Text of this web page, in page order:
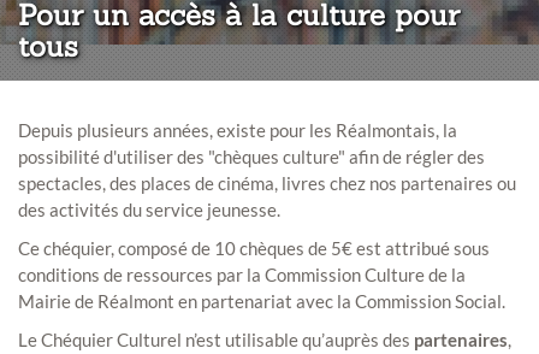
Pour un accès à la culture pour
tous
Depuis plusieurs années, existe pour les Réalmontais, la
possibilité d'utiliser des "chèques culture" afin de régler des
spectacles, des places de cinéma, livres chez nos partenaires ou
des activités du service jeunesse.
Ce chéquier, composé de 10 chèques de 5€ est attribué sous
conditions de ressources par la Commission Culture de la
Mairie de Réalmont en partenariat avec la Commission Social.
Le Chéquier Culturel n’est utilisable qu’auprès des partenaires,